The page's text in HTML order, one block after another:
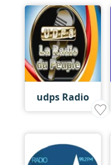
udps Radio